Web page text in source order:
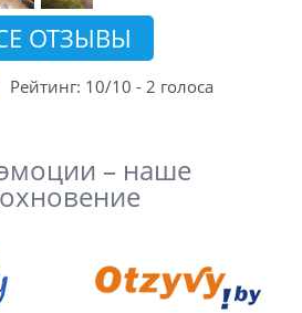
ОТЗЫВЫ
Рейтинг: 10/10 - 2 голоса
– наше